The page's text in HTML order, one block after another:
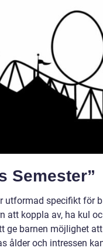
Semester”
utformad specifikt för
att koppla av, ha kul
ge barnen möjlighet
ålder och intressen